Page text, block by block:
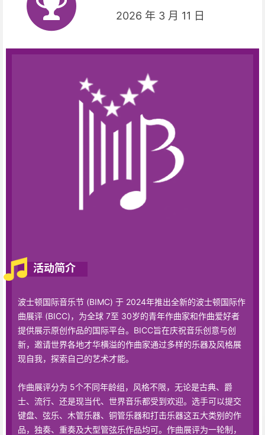
2026 年 3 月 11 日
活动简介
波士顿国际音乐节 (BIMC) 于 2024年推出全新的波士顿国际作
曲展评 (BICC)，为全球 7至 30岁的青年作曲家和作曲爱好者
提供展示原创作品的国际平台。BICC旨在庆祝音乐创意与创
新，邀请世界各地才华横溢的作曲家通过多样的乐器及风格展
现自我，探索自己的艺术才能。
作曲展评分为 5个不同年龄组，风格不限，无论是古典、爵
士、流行、还是现当代、世界音乐都受到欢迎。选手可以提交
键盘、弦乐、木管乐器、铜管乐器和打击乐器这五大类别的作
品，独奏、重奏及大型管弦乐作品均可。作曲展评为一轮制，